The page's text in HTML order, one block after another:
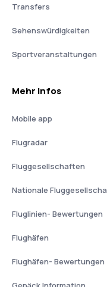
Transfers
Sehenswürdigkeiten
Sportveranstaltungen
Mehr Infos
Mobile app
Flugradar
Fluggesellschaften
Nationale
Fluglinien- Bewertungen
Flughäfen
Flughäfen- Bewertungen